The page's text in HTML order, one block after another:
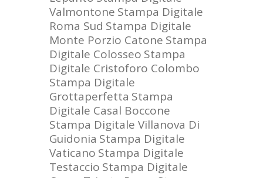
Valmontone Stampa Digitale
Roma Sud Stampa Digitale
Monte Porzio Catone Stampa
Digitale Colosseo Stampa
Digitale Cristoforo Colombo
Stampa Digitale
Grottaperfetta Stampa
Digitale Casal Boccone
Stampa Digitale Villanova Di
Guidonia Stampa Digitale
Vaticano Stampa Digitale
Testaccio Stampa Digitale